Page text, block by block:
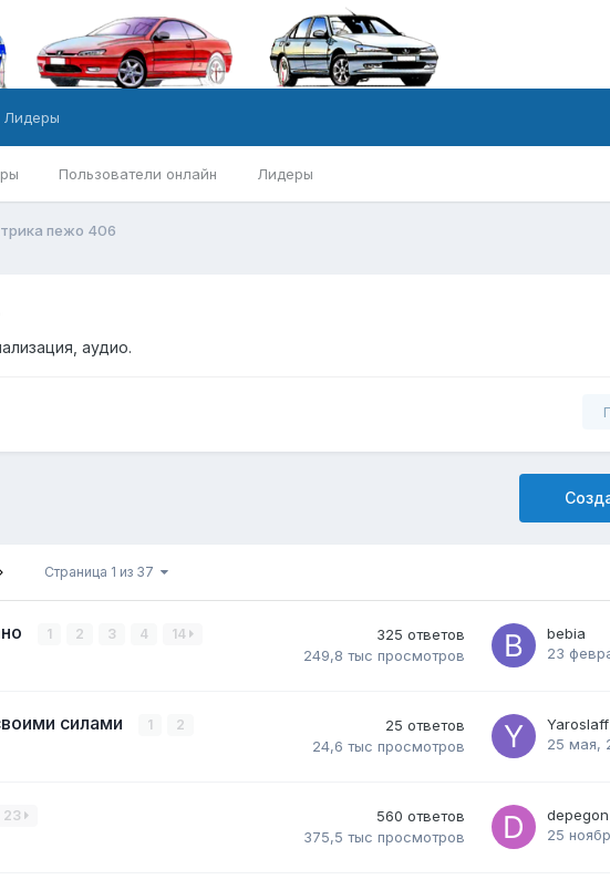
Пользователи онлайн Лидеры
Лидеры
пежо 406
аудио.
Страница 1 из 37
1 2 3 4 14 325 ответов
249,8 тыс просмотров
bebia
23
силами 1 2 25 ответов
24,6 тыс просмотров
Yaroslaff
25 мая,
23 560 ответов
375,5 тыс просмотров
depegon
25